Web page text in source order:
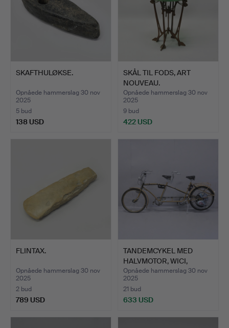
SKAFTHULØKSE.
Opnåede hammerslag 30 nov
2025
5 bud
138 USD
SKÅL TIL FODS, ART
NOUVEAU.
Opnåede hammerslag 30 nov
2025
9 bud
422 USD
FLINTAX.
Opnåede hammerslag 30 nov
2025
2 bud
789 USD
TANDEMCYKEL MED
HALVMOTOR, WICI,
1950'ERNE.
Opnåede hammerslag 30 nov
2025
21 bud
633 USD